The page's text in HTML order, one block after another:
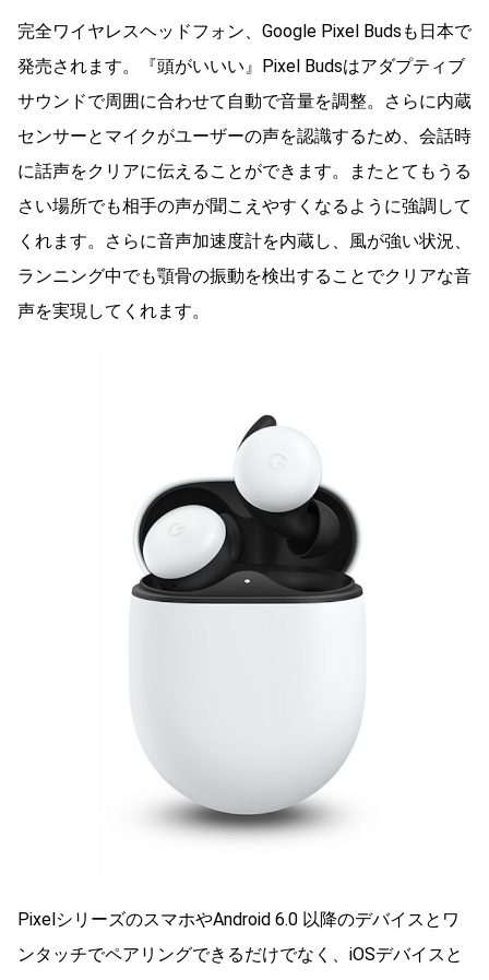
完全ワイヤレスヘッドフォン、Google Pixel Budsも日本で
発売されます。『頭がいいい』Pixel Budsはアダプティブ
サウンドで周囲に合わせて自動で音量を調整。さらに内蔵
センサーとマイクがユーザーの声を認識するため、会話時
に話声をクリアに伝えることができます。またとてもうる
さい場所でも相手の声が聞こえやすくなるように強調して
くれます。さらに音声加速度計を内蔵し、風が強い状況、
ランニング中でも顎骨の振動を検出することでクリアな音
声を実現してくれます。
PixelシリーズのスマホやAndroid 6.0 以降のデバイスとワ
ンタッチでペアリングできるだけでなく、iOSデバイスと